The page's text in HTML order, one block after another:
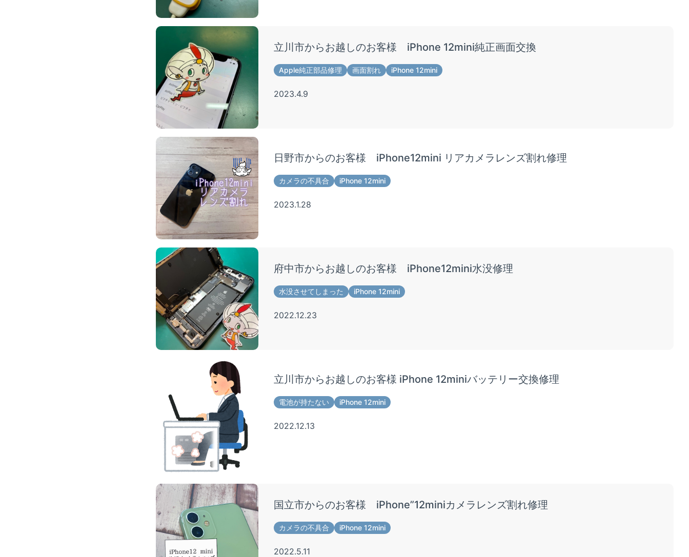
立川市からお越しのお客様 iPhone 12mini純正画面交換
Apple純正部品修理 画面割れ iPhone 12mini
2023.4.9
日野市からのお客様 iPhone12mini リアカメラレンズ割れ修理
カメラの不具合 iPhone 12mini
2023.1.28
府中市からお越しのお客様 iPhone12mini水没修理
水没させてしまった iPhone 12mini
2022.12.23
立川市からお越しのお客様 iPhone 12miniバッテリー交換修理
電池が持たない iPhone 12mini
2022.12.13
国立市からのお客様 iPhone”12miniカメラレンズ割れ修理
カメラの不具合 iPhone 12mini
2022.5.11